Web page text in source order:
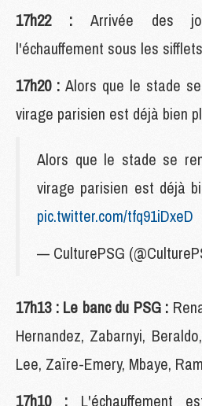
17h22 : Arrivée des
l'échauffement sous les
17h20 : Alors que le stade
virage parisien est déjà bien
Alors que le stade se
virage parisien est déjà
pic.twitter.com/tfq91iDxeD
— CulturePSG
17h13 : Le banc du PSG :
Hernandez, Zabarnyi,
Lee, Zaïre-Emery, Mbaye,
17h10 : L'échauffement